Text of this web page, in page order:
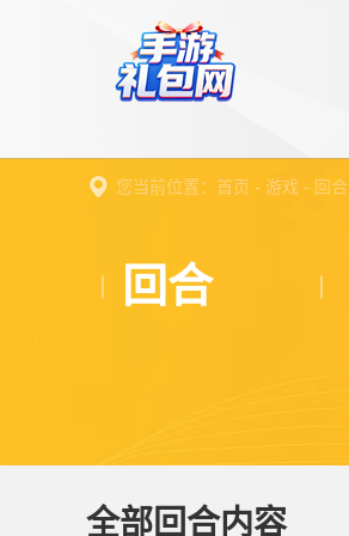
您当前位置： 首页 - 游戏 - 回合
回合
全部回合内容